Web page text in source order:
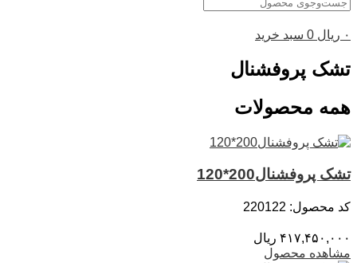
۰ ریال 0 سبد خرید
تشک پروفشنال
همه محصولات
تشک پروفشنال200*120
کد محصول: 220122
۴۱۷,۴۵۰,۰۰۰ ریال
مشاهده محصول